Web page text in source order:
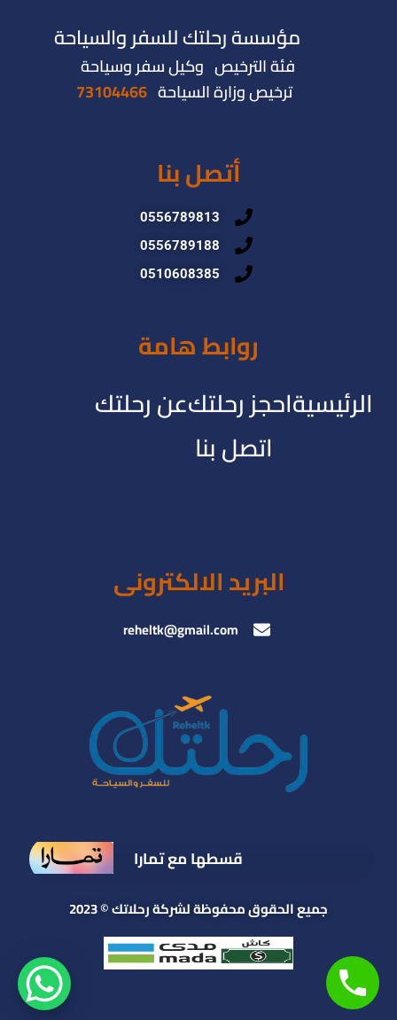
مؤسسة رحلتك للسفر والسياحة
فئة الترخيص وكيل سفر وسياحة
ترخيص وزارة السياحة 73104466
أتصل بنا
0556789813
0556789188
0510608385
روابط هامة
الرئيسيةاحجز رحلتكعن رحلتك
اتصل بنا
البريد الالكترونى
reheltk@gmail.com
قسطها مع تمارا
جميع الحقوق محفوظة لشركة رحلاتك © 2023